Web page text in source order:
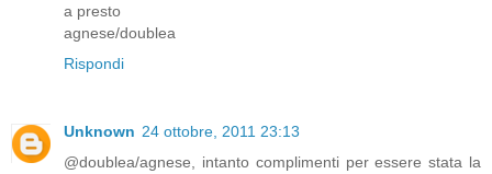
a presto
agnese/doublea
Rispondi
Unknown 24 ottobre, 2011 23:13
@doublea/agnese, intanto complimenti per essere stata la